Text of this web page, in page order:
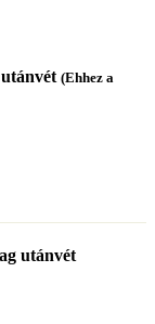
(Ehhez a
utánvét